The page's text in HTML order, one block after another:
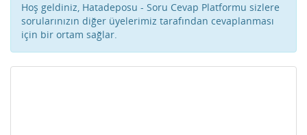
Hoş geldiniz, Hatadeposu - Soru Cevap Platformu sizlere
sorularınızın diğer üyelerimiz tarafından cevaplanması
için bir ortam sağlar.